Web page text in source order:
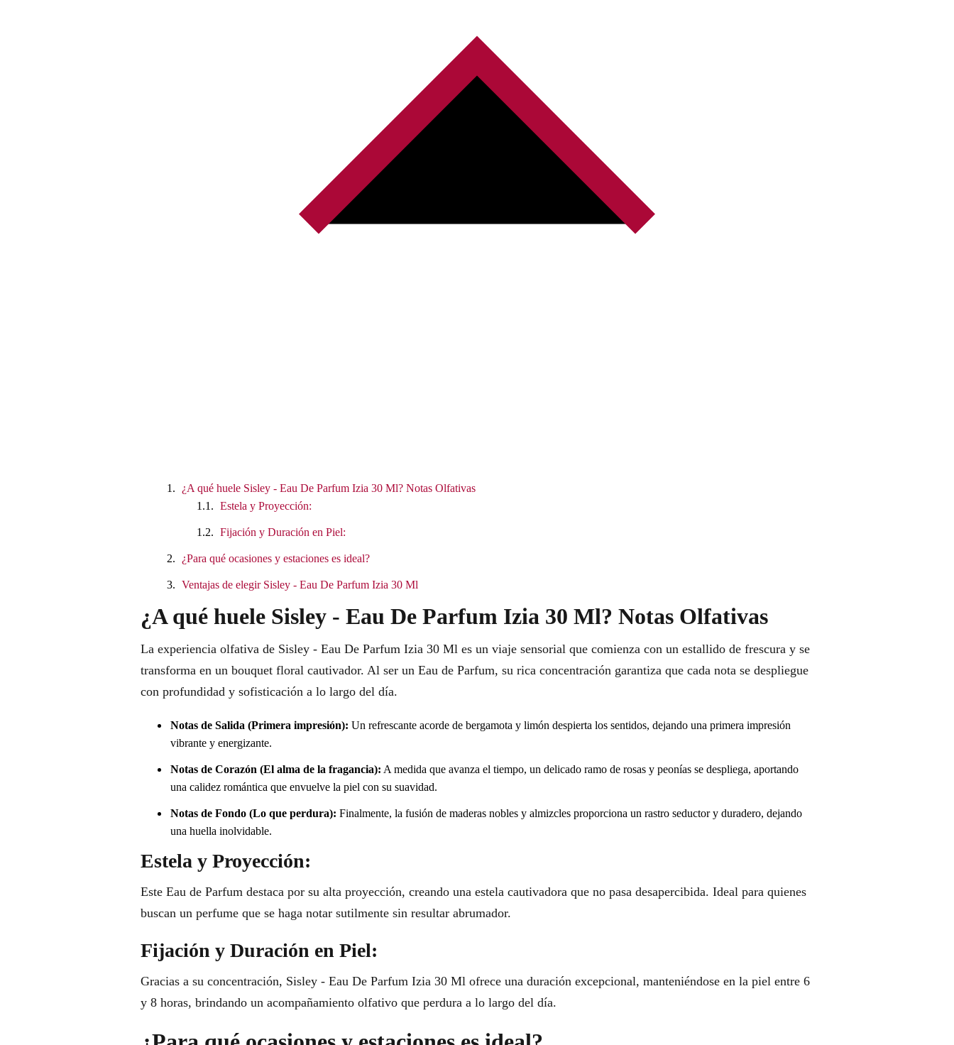
¿A qué huele Sisley - Eau De Parfum Izia 30 Ml? Notas Olfativas
Estela y Proyección:
Fijación y Duración en Piel:
¿Para qué ocasiones y estaciones es ideal?
Ventajas de elegir Sisley - Eau De Parfum Izia 30 Ml
¿A qué huele Sisley - Eau De Parfum Izia 30 Ml? Notas Olfativas
La experiencia olfativa de Sisley - Eau De Parfum Izia 30 Ml es un viaje sensorial que comienza con un estallido de frescura y se
transforma en un bouquet floral cautivador. Al ser un Eau de Parfum, su rica concentración garantiza que cada nota se despliegue
con profundidad y sofisticación a lo largo del día.
Notas de Salida (Primera impresión): Un refrescante acorde de bergamota y limón despierta los sentidos, dejando una primera impresión
vibrante y energizante.
Notas de Corazón (El alma de la fragancia): A medida que avanza el tiempo, un delicado ramo de rosas y peonías se despliega, aportando
una calidez romántica que envuelve la piel con su suavidad.
Notas de Fondo (Lo que perdura): Finalmente, la fusión de maderas nobles y almizcles proporciona un rastro seductor y duradero, dejando
una huella inolvidable.
Estela y Proyección:
Este Eau de Parfum destaca por su alta proyección, creando una estela cautivadora que no pasa desapercibida. Ideal para quienes
buscan un perfume que se haga notar sutilmente sin resultar abrumador.
Fijación y Duración en Piel:
Gracias a su concentración, Sisley - Eau De Parfum Izia 30 Ml ofrece una duración excepcional, manteniéndose en la piel entre 6
y 8 horas, brindando un acompañamiento olfativo que perdura a lo largo del día.